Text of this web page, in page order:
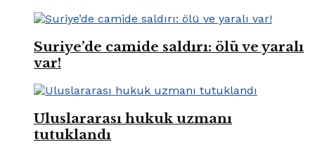
Suriye’de camide saldırı: ölü ve yaralı
var!
Uluslararası hukuk uzmanı
tutuklandı